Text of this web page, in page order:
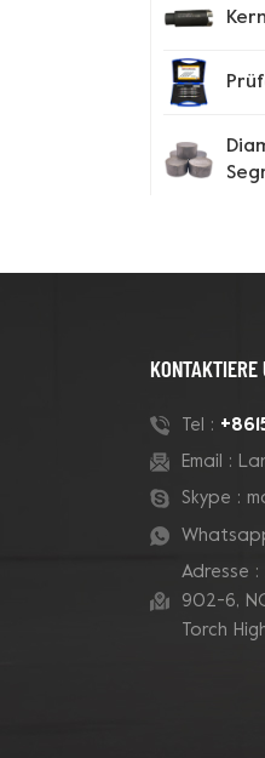
KONTAKTIERE
Tel :
Email :
Skype :
Adresse :
902-6,
Torch